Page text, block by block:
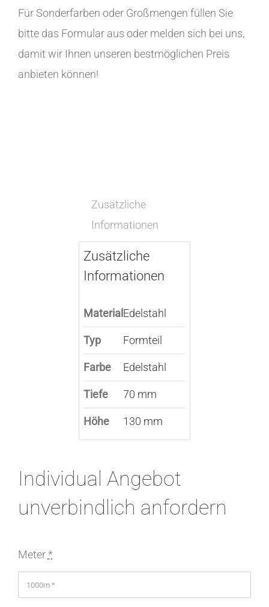
Für Sonderfarben oder Großmengen füllen Sie
bitte das Formular aus oder melden sich bei uns,
damit wir Ihnen unseren bestmöglichen Preis
anbieten können!
Zusätzliche
Informationen
Zusätzliche
Informationen
Material Edelstahl
Typ Formteil
Farbe Edelstahl
Tiefe 70 mm
Höhe 130 mm
Individual Angebot
unverbindlich anfordern
Meter*